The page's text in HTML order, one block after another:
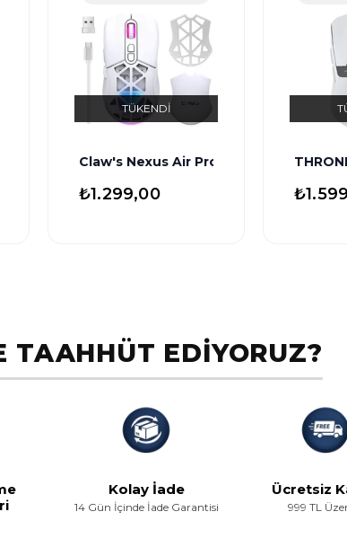
& Macos Uyumlu Premium Alüminyum-Metal
Çalıştır Kompakt Kablosuz Mouse - Beyaz
TÜKENDI
Claw's Nexus Air Pro Kablosuz 24.000
₺1.299,00
TAAHHÜT EDİYORUZ?
Kolay İade
14 Gün İçinde İade Garantisi
Ücretsiz
999 TL